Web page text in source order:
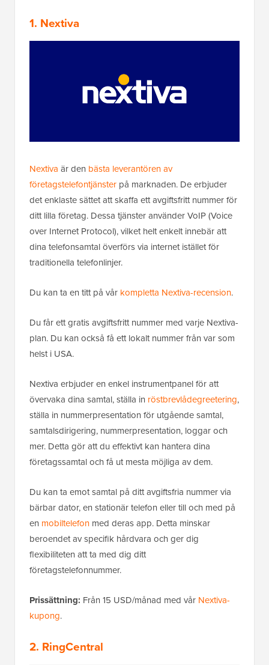
1. Nextiva
Nextiva är den bästa leverantören av
företagstelefontjänster på marknaden. De erbjuder
det enklaste sättet att skaffa ett avgiftsfritt nummer för
ditt lilla företag. Dessa tjänster använder VoIP (Voice
over Internet Protocol), vilket helt enkelt innebär att
dina telefonsamtal överförs via internet istället för
traditionella telefonlinjer.
Du kan ta en titt på vår kompletta Nextiva-recension.
Du får ett gratis avgiftsfritt nummer med varje Nextiva-
plan. Du kan också få ett lokalt nummer från var som
helst i USA.
Nextiva erbjuder en enkel instrumentpanel för att
övervaka dina samtal, ställa in röstbrevlådegreetering,
ställa in nummerpresentation för utgående samtal,
samtalsdirigering, nummerpresentation, loggar och
mer. Detta gör att du effektivt kan hantera dina
företagssamtal och få ut mesta möjliga av dem.
Du kan ta emot samtal på ditt avgiftsfria nummer via
bärbar dator, en stationär telefon eller till och med på
en mobiltelefon med deras app. Detta minskar
beroendet av specifik hårdvara och ger dig
flexibiliteten att ta med dig ditt
företagstelefonnummer.
Prissättning: Från 15 USD/månad med vår Nextiva-
kupong.
2. RingCentral